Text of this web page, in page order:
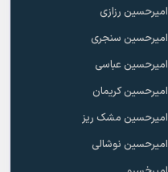
امیرحسین رزازی
امیرحسین سنجری
امیرحسین عباسی
امیرحسین کریمان
امیرحسین مشک ریز
امیرحسین نوشالی